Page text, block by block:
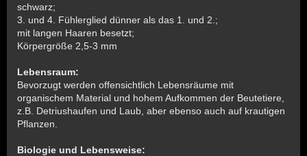
schwarz;
3. und 4. Fühlerglied dünner als das 1. und 2.;
mit langen Haaren besetzt;
Körpergröße 2,5-3 mm
Lebensraum:
Bevorzugt werden offensichtlich Lebensräume mit
organischem Material und hohem Aufkommen der Beutetiere,
z.B. Detriushaufen und Laub, aber ebenso auch auf krautigen
Pflanzen.
Biologie und Lebensweise: